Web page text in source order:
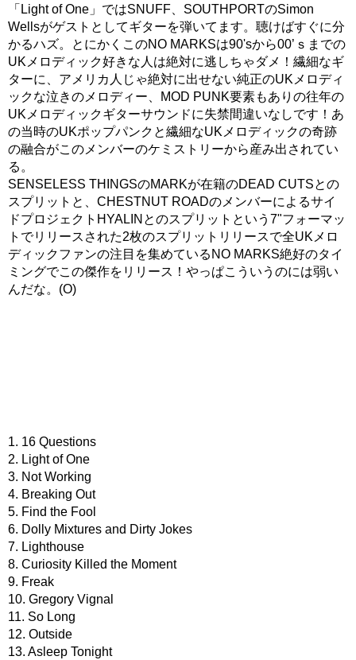
「Light of One」ではSNUFF、SOUTHPORTのSimon
Wellsがゲストとしてギターを弾いてます。聴けばすぐに分
かるハズ。とにかくこのNO MARKSは90'sから00’ｓまでの
UKメロディック好きな人は絶対に逃しちゃダメ！繊細なギ
ターに、アメリカ人じゃ絶対に出せない純正のUKメロディ
ックな泣きのメロディー、MOD PUNK要素もありの往年の
UKメロディックギターサウンドに失禁間違いなしです！あ
の当時のUKポップパンクと繊細なUKメロディックの奇跡
の融合がこのメンバーのケミストリーから産み出されてい
る。
SENSELESS THINGSのMARKが在籍のDEAD CUTSとの
スプリットと、CHESTNUT ROADのメンバーによるサイ
ドプロジェクトHYALINとのスプリットという7"フォーマッ
トでリリースされた2枚のスプリットリリースで全UKメロ
ディックファンの注目を集めているNO MARKS絶好のタイ
ミングでこの傑作をリリース！やっぱこういうのには弱い
んだな。(O)
1. 16 Questions
2. Light of One
3. Not Working
4. Breaking Out
5. Find the Fool
6. Dolly Mixtures and Dirty Jokes
7. Lighthouse
8. Curiosity Killed the Moment
9. Freak
10. Gregory Vignal
11. So Long
12. Outside
13. Asleep Tonight